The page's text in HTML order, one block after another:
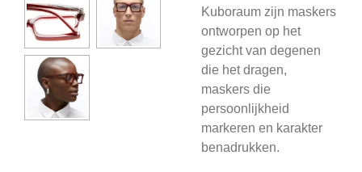
Kuboraum zijn maskers
ontworpen op het
gezicht van degenen
die het dragen,
maskers die
persoonlijkheid
markeren en karakter
benadrukken.